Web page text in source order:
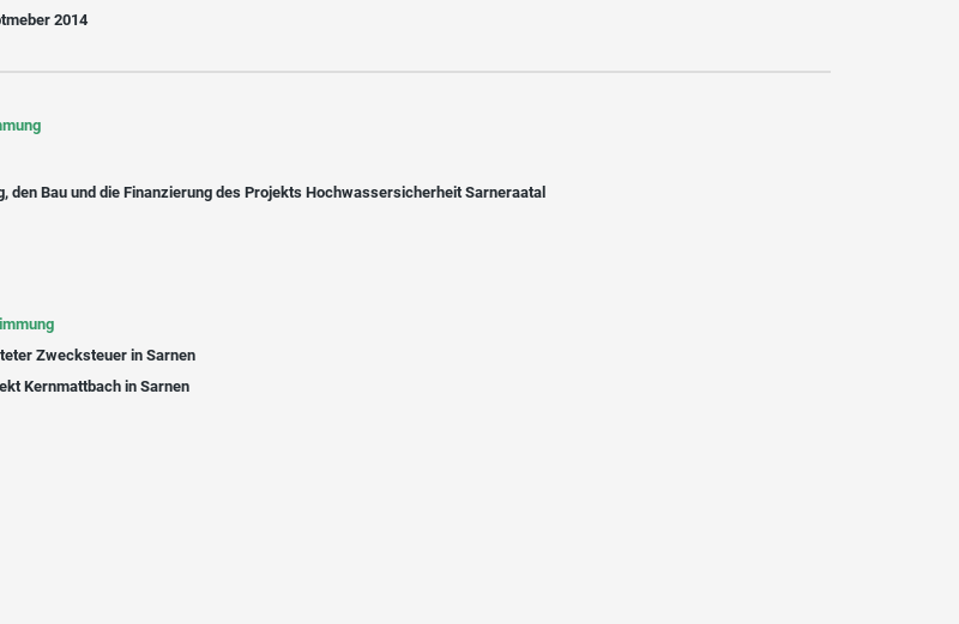
2014
den Bau und die Finanzierung des Projekts Hochwassersicherheit Sarneraatal
Zwecksteuer in Sarnen
Kernmattbach in Sarnen